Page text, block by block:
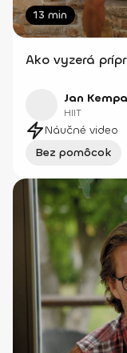
13 min
Ako vyzerá
Jan Kempa
HIIT
Náučné video
Bez pomôcok